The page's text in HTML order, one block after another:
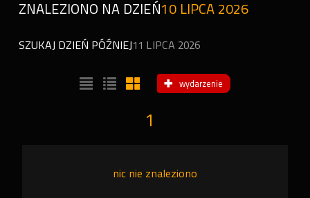
ZNALEZIONO NA DZIEŃ10 LIPCA 2026
SZUKAJ DZIEŃ PÓŹNIEJ11 LIPCA 2026
wydarzenie
1
nic nie znaleziono